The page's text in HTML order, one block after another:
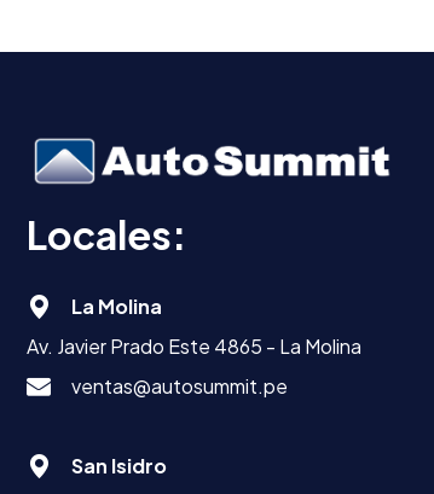
Locales:
La Molina
Av. Javier Prado Este 4865 - La Molina
ventas@autosummit.pe
San Isidro